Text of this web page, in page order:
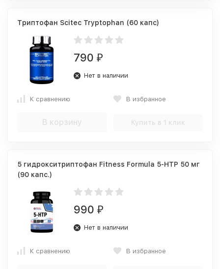
Триптофан Scitec Tryptophan (60 капс)
790 ₽
Нет в наличии
К сравнению В избранное
В корзину Купить в 1 клик
5 гидрокситриптофан Fitness Formula 5-HTP 50 мг
(90 капс.)
990 ₽
Нет в наличии
К сравнению В избранное